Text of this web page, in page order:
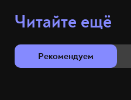
Читайте ещё
Рекомендуем